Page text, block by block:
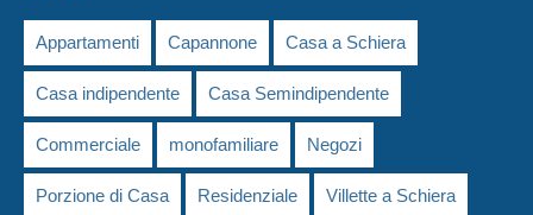
Appartamenti Capannone Casa a Schiera
Casa indipendente Casa Semindipendente
Commerciale monofamiliare Negozi
Porzione di Casa Residenziale Villette a Schiera